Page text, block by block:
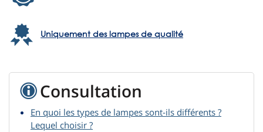
Uniquement des lampes de qualité
Consultation
En quoi les types de lampes sont-ils différents ?
Lequel choisir ?